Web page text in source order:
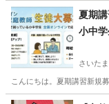
埼玉 さいたま市夏期
小中
さいた
こんにちは。夏期講習新規